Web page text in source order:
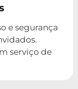
e segurança
serviço de